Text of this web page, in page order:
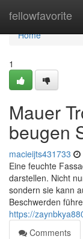
fellowfavorite
Home
Home
1
Mauer
beugen
macieijts431733
Eine feuchte
darstellen. Nicht
sondern sie kann
Beschwerden
https://
Comments